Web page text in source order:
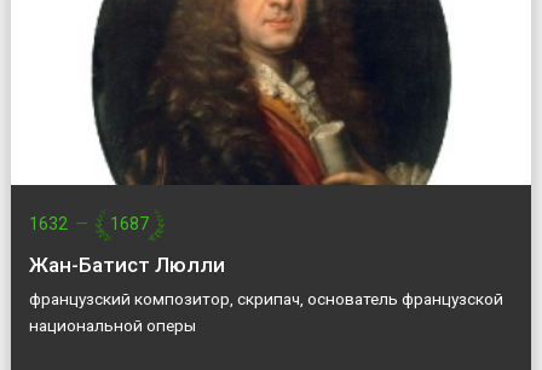
1632 — 1687
Жан-Батист Люлли
французский композитор, скрипач, основатель французской
национальной оперы